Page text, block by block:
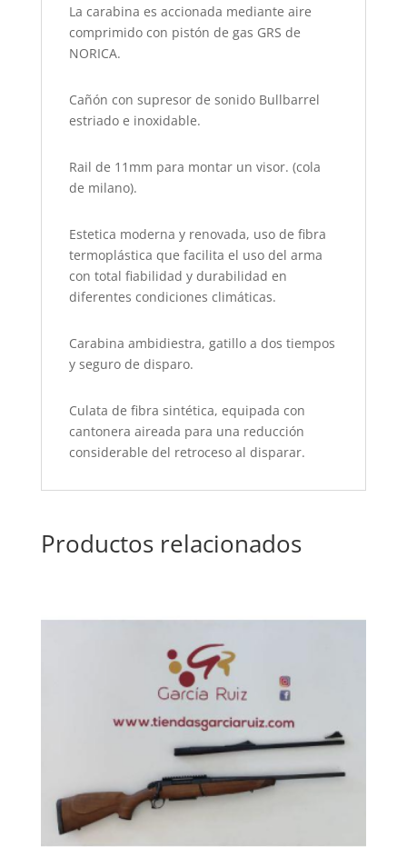
La carabina es accionada mediante aire
comprimido con pistón de gas GRS de
NORICA.
Cañón con supresor de sonido Bullbarrel
estriado e inoxidable.
Rail de 11mm para montar un visor. (cola
de milano).
Estetica moderna y renovada, uso de fibra
termoplástica que facilita el uso del arma
con total fiabilidad y durabilidad en
diferentes condiciones climáticas.
Carabina ambidiestra, gatillo a dos tiempos
y seguro de disparo.
Culata de fibra sintética, equipada con
cantonera aireada para una reducción
considerable del retroceso al disparar.
Productos relacionados